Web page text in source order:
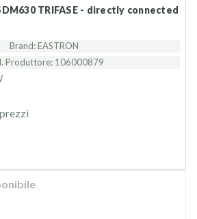
SDM630 TRIFASE - directly connected
Brand: EASTRON
Produttore: 106000879